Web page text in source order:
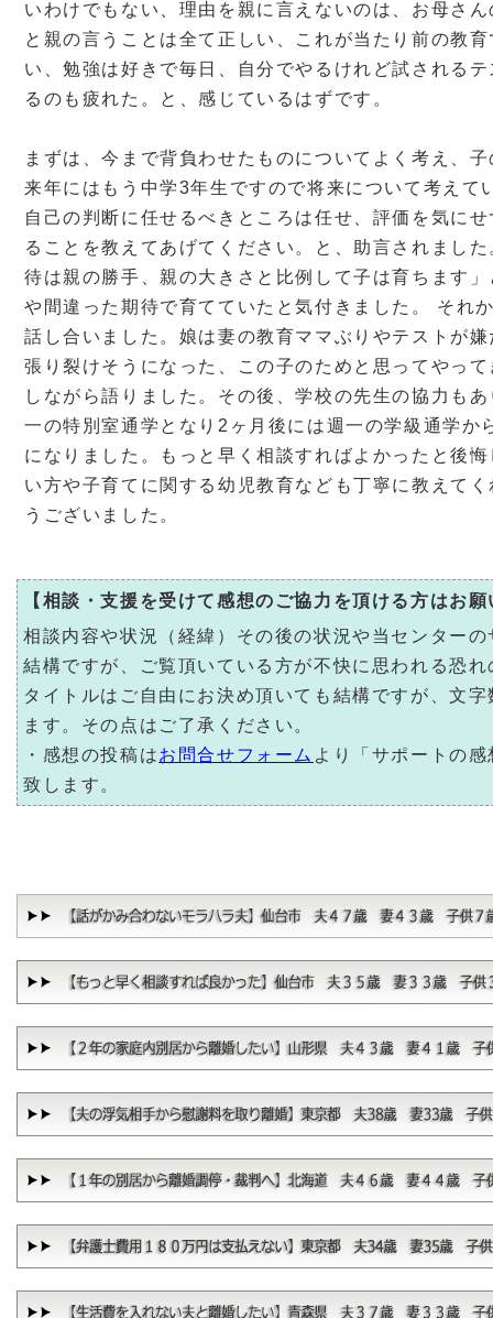
いわけでもない、理由を親に言えないのは、お母さ
と親の言うことは全て正しい、これが当たり前の教
い、勉強は好きで毎日、自分でやるけれど試される
るのも疲れた。と、感じているはずです。
まずは、今まで背負わせたものについてよく考え、
来年にはもう中学3年生ですので将来について考えて
自己の判断に任せるべきところは任せ、評価を気に
ることを教えてあげてください。と、助言されまし
待は親の勝手、親の大きさと比例して子は育ちます
や間違った期待で育てていたと気付きました。 それ
話し合いました。娘は妻の教育ママぶりやテストが
張り裂けそうになった、この子のためと思ってやっ
しながら語りました。その後、学校の先生の協力も
一の特別室通学となり2ヶ月後には週一の学級通学
になりました。もっと早く相談すればよかったと後
い方や子育てに関する幼児教育なども丁寧に教えて
うございました。
【相談・支援を受けて感想のご協力を頂ける方はお
相談内容や状況（経緯）その後の状況や当センター
結構ですが、ご覧頂いている方が不快に思われる恐
タイトルはご自由にお決め頂いても結構ですが、文
ます。その点はご了承ください。
・感想の投稿はお問合せフォーム より「サポートの
致します。